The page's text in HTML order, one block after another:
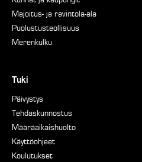
Majoitus- ja ravintola-ala
Puolustusteollisuus
Merenkulku
Tuki
Päivystys
Tehdaskunnostus
Määräaikaishuolto
Käyttöohjeet
Koulutukset